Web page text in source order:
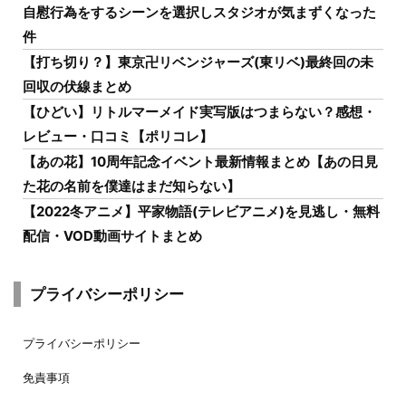
自慰行為をするシーンを選択しスタジオが気まずくなった
件
【打ち切り？】東京卍リベンジャーズ(東リベ)最終回の未
回収の伏線まとめ
【ひどい】リトルマーメイド実写版はつまらない？感想・
レビュー・口コミ【ポリコレ】
【あの花】10周年記念イベント最新情報まとめ【あの日見
た花の名前を僕達はまだ知らない】
【2022冬アニメ】平家物語(テレビアニメ)を見逃し・無料
配信・VOD動画サイトまとめ
プライバシーポリシー
プライバシーポリシー
免責事項